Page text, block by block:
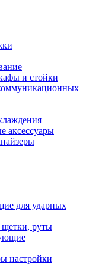
и стойки
аксессуары
для ударных
щетки, руты
настройки